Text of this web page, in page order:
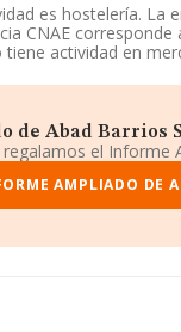
es hostelería. La
CNAE
actividad en
un 50% y
se
Sevilla, Andalucía.
sobre
las compañías
de Abad Barrios
el Informe
AMPLIADO DE